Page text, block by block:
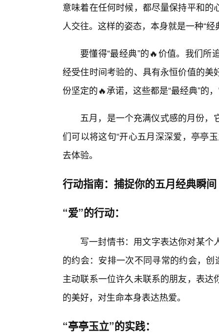
意味着在任何时候，都尽量保持平和
人交往。这样的姿态，本身就是一种“
要懂得“最经典”的🔥价值。我们
经受住时间考验的、具有永恒价值的
份坚定的🔥承诺，这些都是“最经典”的
五月，是一个充满仪式感的月份
们可以将这句“开心五月深深爱，亭亭
去体验。
行动指南：捕捉你的五月经典瞬间
“爱”的行动：
写一封情书：用文字表达你对某
的约会：安排一次不同寻常的约会，
主动联系一位许久未联系的朋友，表
的美好，对生命本身表达热爱。
“亭亭玉立”的实践：